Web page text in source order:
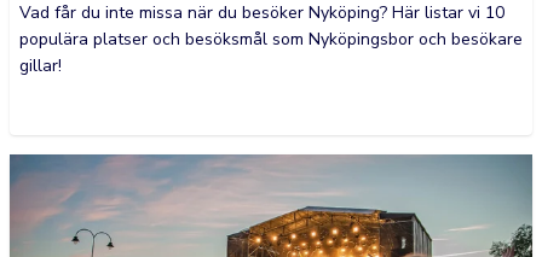
Vad får du inte missa när du besöker Nyköping? Här listar vi 10
populära platser och besöksmål som Nyköpingsbor och besökare
gillar!